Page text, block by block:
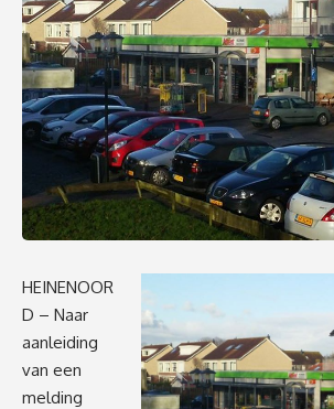
HEINENOOR
D – Naar
aanleiding
van een
melding